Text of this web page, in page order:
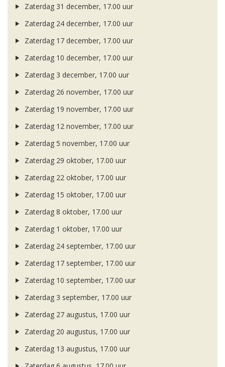
Zaterdag 31 december, 17.00 uur
Zaterdag 24 december, 17.00 uur
Zaterdag 17 december, 17.00 uur
Zaterdag 10 december, 17.00 uur
Zaterdag 3 december, 17.00 uur
Zaterdag 26 november, 17.00 uur
Zaterdag 19 november, 17.00 uur
Zaterdag 12 november, 17.00 uur
Zaterdag 5 november, 17.00 uur
Zaterdag 29 oktober, 17.00 uur
Zaterdag 22 oktober, 17.00 uur
Zaterdag 15 oktober, 17.00 uur
Zaterdag 8 oktober, 17.00 uur
Zaterdag 1 oktober, 17.00 uur
Zaterdag 24 september, 17.00 uur
Zaterdag 17 september, 17.00 uur
Zaterdag 10 september, 17.00 uur
Zaterdag 3 september, 17.00 uur
Zaterdag 27 augustus, 17.00 uur
Zaterdag 20 augustus, 17.00 uur
Zaterdag 13 augustus, 17.00 uur